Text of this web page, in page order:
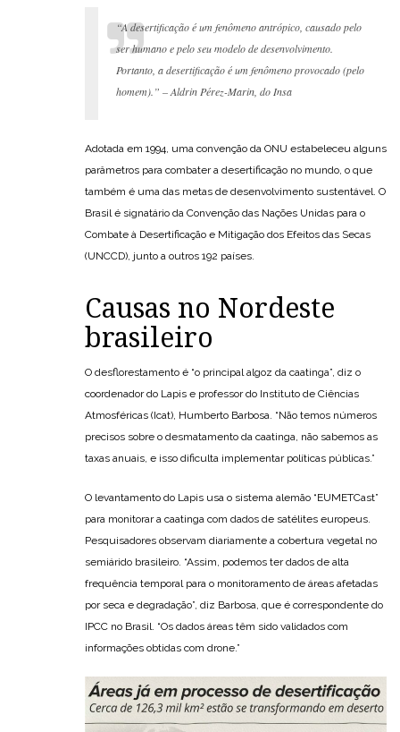
“A desertificação é um fenômeno antrópico, causado pelo
ser humano e pelo seu modelo de desenvolvimento.
Portanto, a desertificação é um fenômeno provocado (pelo
homem).” – Aldrin Pérez-Marin, do Insa
Adotada em 1994, uma convenção da ONU estabeleceu alguns
parâmetros para combater a desertificação no mundo, o que
também é uma das metas de desenvolvimento sustentável. O
Brasil é signatário da Convenção das Nações Unidas para o
Combate à Desertificação e Mitigação dos Efeitos das Secas
(UNCCD), junto a outros 192 países.
Causas no Nordeste
brasileiro
O desflorestamento é “o principal algoz da caatinga”, diz o
coordenador do Lapis e professor do Instituto de Ciências
Atmosféricas (Icat), Humberto Barbosa. “Não temos números
precisos sobre o desmatamento da caatinga, não sabemos as
taxas anuais, e isso dificulta implementar políticas públicas.”
O levantamento do Lapis usa o sistema alemão “EUMETCast”
para monitorar a caatinga com dados de satélites europeus.
Pesquisadores observam diariamente a cobertura vegetal no
semiárido brasileiro. “Assim, podemos ter dados de alta
frequência temporal para o monitoramento de áreas afetadas
por seca e degradação”, diz Barbosa, que é correspondente do
IPCC no Brasil. “Os dados áreas têm sido validados com
informações obtidas com drone.”